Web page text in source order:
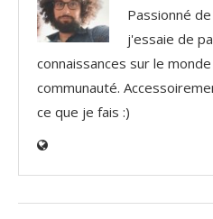
Passionné
j'essaie de
connaissances sur le
communauté.
ce que je fais :)